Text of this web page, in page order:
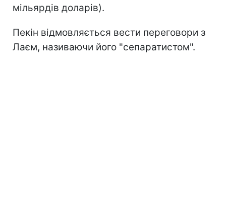
мільярдів доларів).
Пекін відмовляється вести переговори з
Лаєм, називаючи його "сепаратистом".